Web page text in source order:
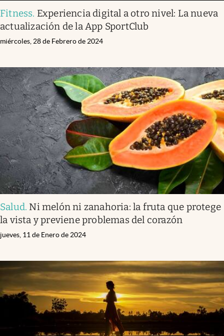
Fitness. Experiencia digital a otro nivel: La nueva
actualización de la App SportClub
miércoles, 28 de Febrero de 2024
Salud. Ni melón ni zanahoria: la fruta que protege
la vista y previene problemas del corazón
jueves, 11 de Enero de 2024